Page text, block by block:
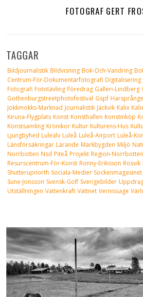
FOTOGRAF GERT
TAGGAR
Bildjournalistik Bildvisning Bok-Och-Vandring
Centrum-För-Dokumentärfotografi Digitalisering
Fotografi Fototävling Föredrag Galleri-Lindberg
Gothenburgstreetphotofestival Gspf
Jokkmokks-Marknad Journalistik Jäckvik Kalix
Kiruna-Flygplats Konst Konsthallen Konstinköp
Konstsamling Krönikor Kultur Kulturens-Hus
Ljungbyhed Luleälv Luleå Luleå-Airport Luleå-
Länsförsäkringar Lärande Markbygden Miljö
Norrbotten Nsd Piteå Projekt Region-Norrbotten
Resurscentrum-För-Konst Ronny-Eriksson Rosvik
Shutterupnorth Sociala-Medier Sockenmagasinet
Sune-Jonsson Svensk-Golf Sverigebilder
Utställningen Vattenkraft Vattnet Vernissage